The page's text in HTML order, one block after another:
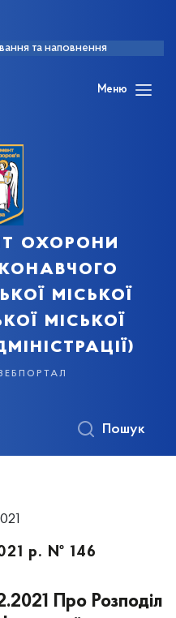
та наповнення
Меню
охорони
міської
міської
Пошук
р. № 146
Про Розподіл